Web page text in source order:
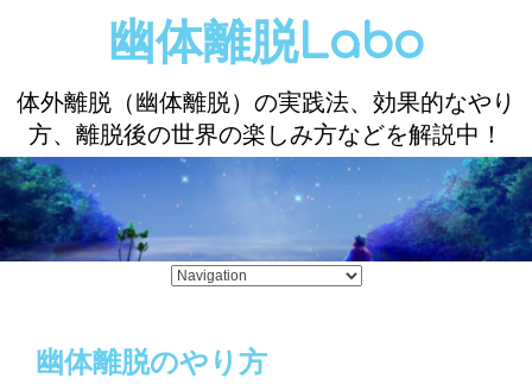
幽体離脱Labo
体外離脱（幽体離脱）の実践法、効果的なやり
方、離脱後の世界の楽しみ方などを解説中！
幽体離脱のやり方